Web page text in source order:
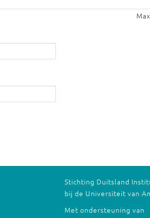
Stichting Duitsland
bij de Universiteit van
Met ondersteuning van